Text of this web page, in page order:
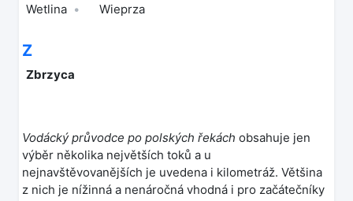
Wetlina
Wieprza
Z
Zbrzyca
Vodácký průvodce po polských řekách obsahuje jen
výběr několika největších toků a u
nejnavštěvovanějších je uvedena i kilometráž. Většina
z nich je nížinná a nenáročná vhodná i pro začátečníky